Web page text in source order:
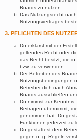
Boards zu nutzen.
Das Nutzungsrecht
Nutzungsvertrages
3. PFLICHTEN DES
Du erklärst mit der
geltendes Recht oder
das Recht besitzt, die
bzw. zu verwenden.
Der Betreiber des
Nutzungsbedingungen
Betreiber dich nach
Boards ausschließen
Du nimmst zur
Beiträgen übernimmt,
genommen hat. Du
Funktionen jederzeit zu
Du gestattest dem
gegen o. g. Regeln